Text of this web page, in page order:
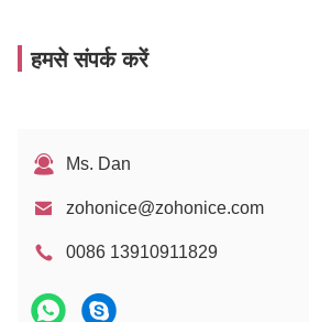
हमसे संपर्क करें
Ms. Dan
zohonice@zohonice.com
0086 13910911829